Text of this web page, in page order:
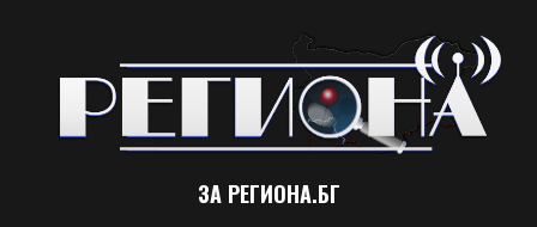
ЗА РЕГИОНА.БГ